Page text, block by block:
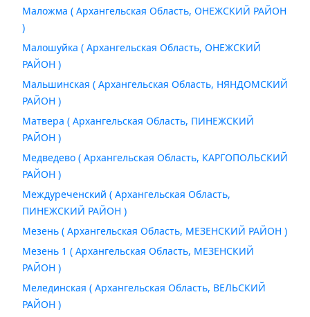
Маложма ( Архангельская Область, ОНЕЖСКИЙ РАЙОН
)
Малошуйка ( Архангельская Область, ОНЕЖСКИЙ
РАЙОН )
Мальшинская ( Архангельская Область, НЯНДОМСКИЙ
РАЙОН )
Матвера ( Архангельская Область, ПИНЕЖСКИЙ
РАЙОН )
Медведево ( Архангельская Область, КАРГОПОЛЬСКИЙ
РАЙОН )
Междуреченский ( Архангельская Область,
ПИНЕЖСКИЙ РАЙОН )
Мезень ( Архангельская Область, МЕЗЕНСКИЙ РАЙОН )
Мезень 1 ( Архангельская Область, МЕЗЕНСКИЙ
РАЙОН )
Мелединская ( Архангельская Область, ВЕЛЬСКИЙ
РАЙОН )